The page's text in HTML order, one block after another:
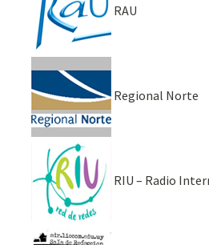
RAU
Regional Norte
RIU – Radio